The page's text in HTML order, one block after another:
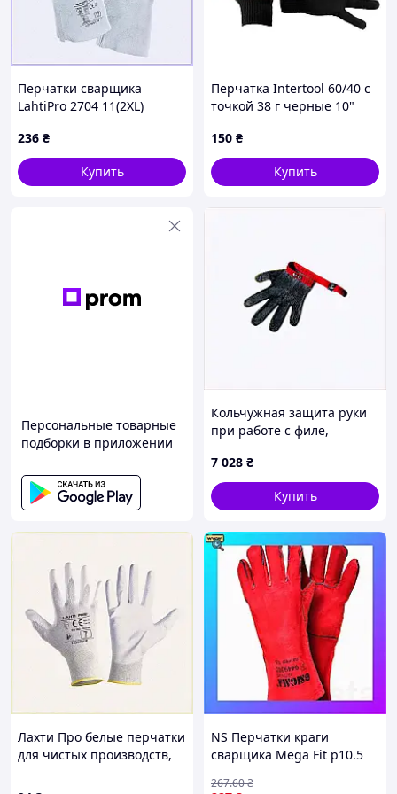
Главное для нас — чтобы вы остались довольны
Работаем честно и открыто — без скрытых
платежей.
Наши клиенты рекомендуют нас своим
Торопитесь — товара по акции осталось
мало!
Перчатки сварщика
LahtiPro 2704 11(2XL)
236 ₴
Купить
Перчатка Intertool 60/40 с
точкой 38 г черные 10"
150 ₴
Купить
Персональные товарные
подборки в приложении
Кольчужная защита руки
при работе с филе,
7 028 ₴
Купить
Лахти Про белые перчатки
для чистых производств,
NS Перчатки краги
сварщика Mega Fit р10.5
(красные) SIGMA (9449301)
267.60₴